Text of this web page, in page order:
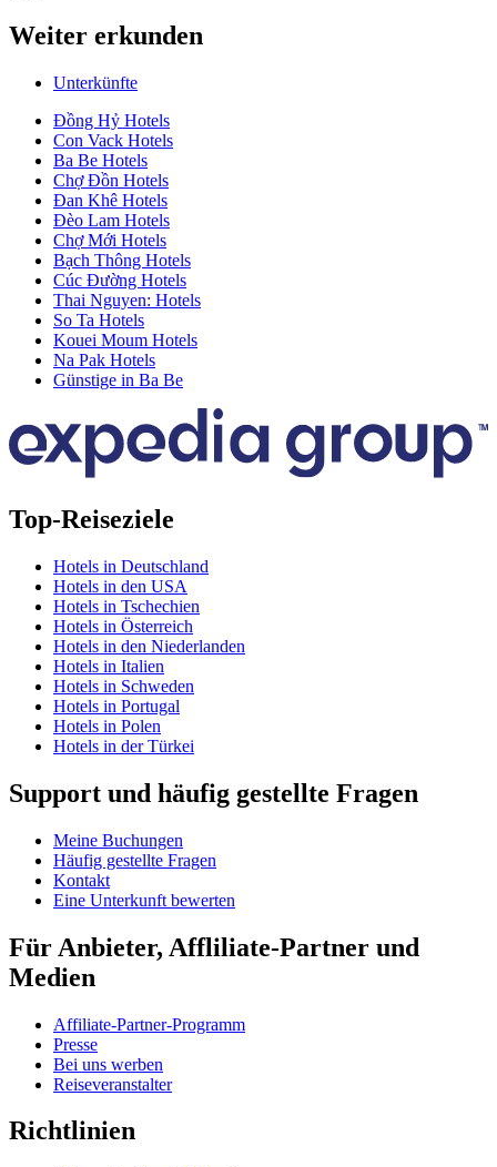
Weiter erkunden
Unterkünfte
Đồng Hỷ Hotels
Con Vack Hotels
Ba Be Hotels
Chợ Đồn Hotels
Đan Khê Hotels
Đèo Lam Hotels
Chợ Mới Hotels
Bạch Thông Hotels
Cúc Đường Hotels
Thai Nguyen: Hotels
So Ta Hotels
Kouei Moum Hotels
Na Pak Hotels
Günstige in Ba Be
Top-Reiseziele
Hotels in Deutschland
Hotels in den USA
Hotels in Tschechien
Hotels in Österreich
Hotels in den Niederlanden
Hotels in Italien
Hotels in Schweden
Hotels in Portugal
Hotels in Polen
Hotels in der Türkei
Support und häufig gestellte Fragen
Meine Buchungen
Häufig gestellte Fragen
Kontakt
Eine Unterkunft bewerten
Für Anbieter, Affliliate-Partner und
Medien
Affiliate-Partner-Programm
Presse
Bei uns werben
Reiseveranstalter
Richtlinien